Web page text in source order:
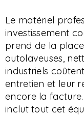
Le matériel
investissement
prend de la
autolaveuses,
industriels
entretien et leur
encore la
inclut tout cet